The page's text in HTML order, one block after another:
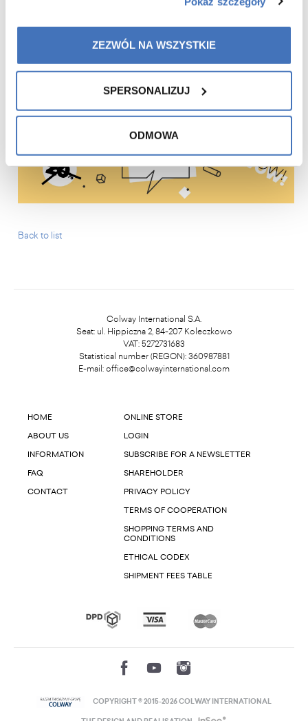
ZEZWÓL NA WSZYSTKIE
SPERSONALIZUJ
ODMOWA
Take advantage of this opportunity!
Back to list
Colway International S.A.
Seat: ul. Hippiczna 2, 84-207 Koleczkowo
VAT: 5272731683
Statistical number (REGON): 360987881
E-mail: office@colwayinternational.com
HOME
ABOUT US
INFORMATION
FAQ
CONTACT
ONLINE STORE
LOGIN
SUBSCRIBE FOR A NEWSLETTER
SHAREHOLDER
PRIVACY POLICY
TERMS OF COOPERATION
SHOPPING TERMS AND
CONDITIONS
ETHICAL CODEX
SHIPMENT FEES TABLE
COPYRIGHT © 2015-2026 COLWAY INTERNATIONAL